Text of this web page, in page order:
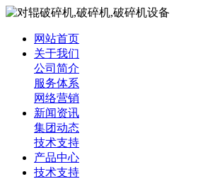
网站首页
关于我们
公司简介
服务体系
网络营销
新闻资讯
集团动态
技术支持
产品中心
技术支持